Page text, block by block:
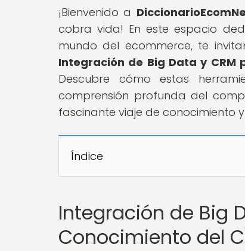
¡Bienvenido a
cobra vida! En este espacio
mundo del ecommerce, te
Integración de Big Data y CRM
Descubre cómo estas
comprensión profunda del
fascinante viaje de conocimiento
Índice
Integración de Big
Conocimiento del